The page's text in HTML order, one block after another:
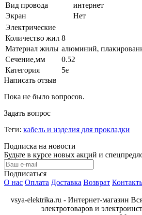
Вид провода
интернет
Экран
Нет
Электрические
Количество жил 8
Материал жилы алюминий,
Сечение,мм
0.52
Категория
5е
Написать отзыв
Пока не было вопросов.
Задать вопрос
Теги: кабель и изделия для прокладки
Подписка на новости
Будьте в курсе новых акций и
Подписаться
О нас Оплата Доставка Возврат
vsya-elektrika.ru - Интернет-магазин
электротоваров и